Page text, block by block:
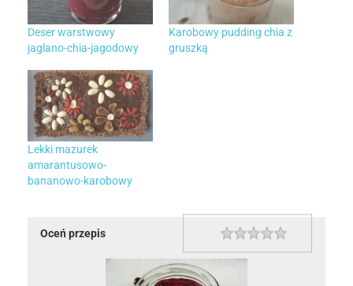
Deser warstwowy
jaglano-chia-jagodowy
Karobowy pudding chia z
gruszką
Lekki mazurek
amarantusowo-
bananowo-karobowy
Oceń przepis Rating
1 star
2 stars
3 stars
4 stars
5 stars